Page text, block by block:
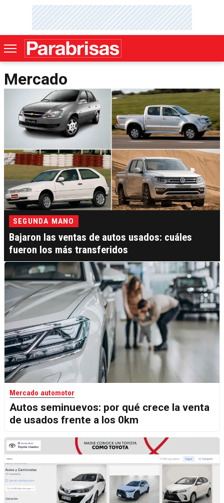
Mercado
SEGUNDA MANO
Bajaron las ventas de autos usados: cuáles
fueron los más transferidos
Mercado automotor
Autos seminuevos: por qué crece la venta
de usados frente a los 0km